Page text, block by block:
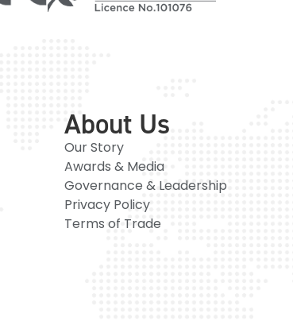
About Us
Our Story
Awards & Media
Governance & Leadership
Privacy Policy
Terms of Trade